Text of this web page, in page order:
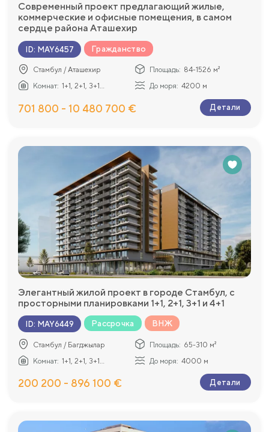
Современный проект предлагающий жилые,
коммерческие и офисные помещения, в самом
сердце района Аташехир
ID: MAY6457 Гражданство
Стамбул / Аташехир Площадь: 84-1526 м²
Комнат: 1+1, 2+1, 3+1... До моря: 4200 м
701 800 - 10 480 700 € Детали
Элегантный жилой проект в городе Стамбул, с
просторными планировками 1+1, 2+1, 3+1 и 4+1
ID: MAY6449 Рассрочка ВНЖ
Стамбул / Багджылар Площадь: 65-310 м²
Комнат: 1+1, 2+1, 3+1... До моря: 4000 м
200 200 - 896 100 € Детали